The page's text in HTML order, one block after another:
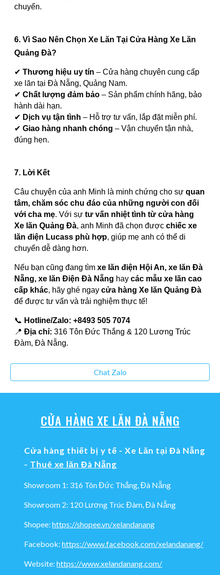
chuyển.
6. Vì Sao Nên Chọn Xe Lăn Tại Cửa Hàng Xe Lăn
Quảng Đà?
✔Thương hiệu uy tín – Cửa hàng chuyên cung cấp
xe lăn tại Đà Nẵng, Quảng Nam.
✔Chất lượng đảm bảo – Sản phẩm chính hãng, bảo
hành dài hạn.
✔ Dịch vụ tận tình – Hỗ trợ tư vấn, lắp đặt miễn phí.
✔Giao hàng nhanh chóng – Vận chuyển tận nhà,
đúng hẹn.
7. Lời Kết
Câu chuyện của anh Minh là minh chứng cho sựquan
tâm, chăm sóc chu đáo của những người con đối
với cha mẹ. Với sựtư vấn nhiệt tình từ cửa hàng
Xe lăn Quảng Đà, anh Minh đã chọn đượcchiếc xe
lăn điện Lucass phù hợp, giúp mẹ anh có thể di
chuyển dễ dàng hơn.
Nếu bạn cũng đang tìmxe lăn điện Hội An, xe lăn Đà
Nẵng, xe lăn Điện Đà Nẵng haycác mẫu xe lăn cao
cấp khác, hãy ghé ngaycửa hàng Xe lăn Quảng Đà
để được tư vấn và trải nghiệm thực tế!
📞 Hotline/Zalo: +8493 505 7074
📍Địa chỉ: 316 Tôn Đức Thắng & 120 Lương Trúc
Đàm, Đà Nẵng.
Chat Zalo
CỬA HÀNG XE LĂN ĐÀ NẴNG
Cửa hàng thiết bị y tế - Xe Lăn tại Đà Nẵng
- Thuê xe lăn Đà Nẵng
Showroom 1: 316 Tôn Đức Thắng, Đà Nẵng
Showroom 2: 120 Lương Trúc Đàm, Đà Nẵng
Shopee: https://shopee.vn/xelandanang
Facebook:https://www.facebook.com/xelandanang/
Website: https://www.xelandanang.com/